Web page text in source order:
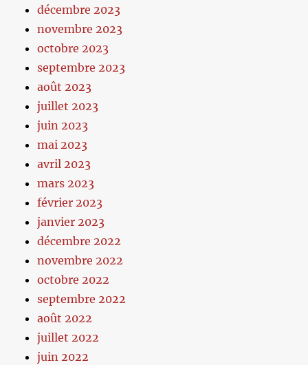
décembre 2023
novembre 2023
octobre 2023
septembre 2023
août 2023
juillet 2023
juin 2023
mai 2023
avril 2023
mars 2023
février 2023
janvier 2023
décembre 2022
novembre 2022
octobre 2022
septembre 2022
août 2022
juillet 2022
juin 2022